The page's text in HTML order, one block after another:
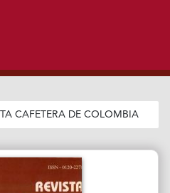
CAFETERA DE COLOMBIA